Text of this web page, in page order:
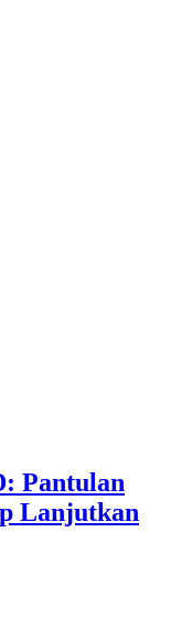
Pantulan
Lanjutkan